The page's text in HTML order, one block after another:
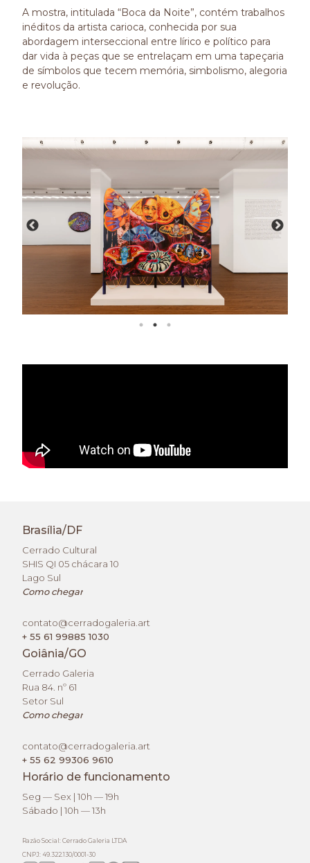
A mostra, intitulada “Boca da Noite”, contém trabalhos
inéditos da artista carioca, conhecida por sua
abordagem interseccional entre lírico e político para
dar vida à peças que se entrelaçam em uma tapeçaria
de símbolos que tecem memória, simbolismo, alegoria
e revolução.
Brasília/DF
Cerrado Cultural
SHIS QI 05 chácara 10
Lago Sul
Como chegar
contato@cerradogaleria.art
+ 55 61 99885 1030
Goiânia/GO
Cerrado Galeria
Rua 84. nº 61
Setor Sul
Como chegar
contato@cerradogaleria.art
+ 55 62 99306 9610
Horário de funcionamento
Seg — Sex | 10h — 19h
Sábado | 10h — 13h
Razão Social: Cerrado Galeria LTDA
CNPJ: 49.322.130/0001-30